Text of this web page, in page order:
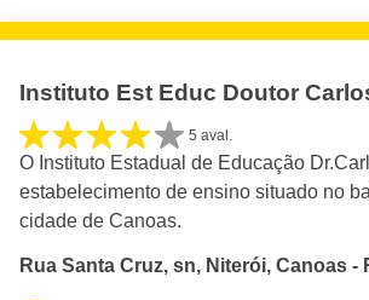
Instituto Est Educ Doutor
5 aval.
O Instituto Estadual de Educação
estabelecimento de ensino situado no
cidade de Canoas.
Rua Santa Cruz, sn, Niterói, Canoas -